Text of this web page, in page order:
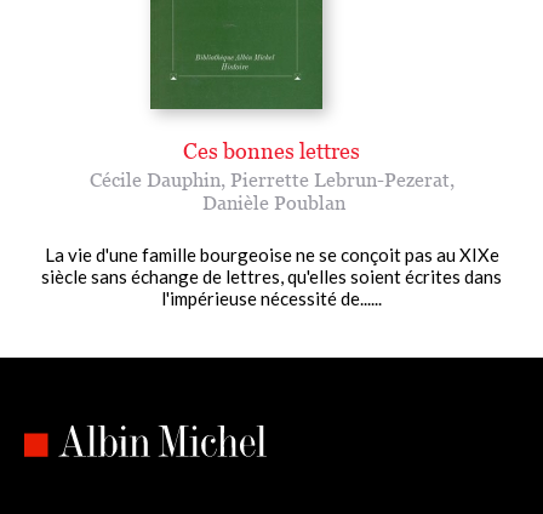
Ces bonnes lettres
Cécile Dauphin, Pierrette Lebrun-Pezerat,
Danièle Poublan
La vie d'une famille bourgeoise ne se conçoit pas au XIXe
siècle sans échange de lettres, qu'elles soient écrites dans
l'impérieuse nécessité de......